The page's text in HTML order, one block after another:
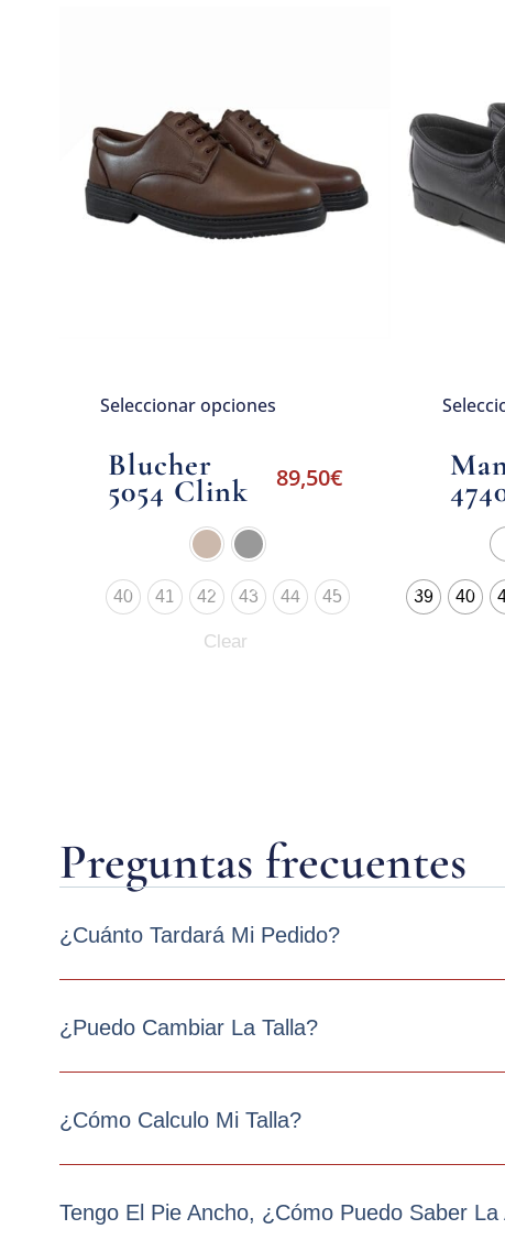
Seleccionar opciones
Blucher
5054 Clink 89,50€
40 41 42 43 44 45
Clear
39 40
Preguntas frecuentes
¿Cuánto Tardará Mi Pedido?
¿Puedo Cambiar La Talla?
¿Cómo Calculo Mi Talla?
Tengo El Pie Ancho, ¿cómo Puedo Saber